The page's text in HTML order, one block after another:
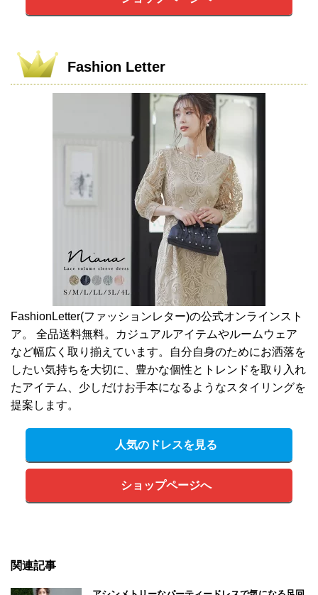
Fashion Letter
FashionLetter(ファッションレター)の公式オンラインスト
ア。 全品送料無料。カジュアルアイテムやルームウェア
など幅広く取り揃えています。自分自身のためにお洒落を
したい気持ちを大切に、豊かな個性とトレンドを取り入れ
たアイテム、少しだけお手本になるようなスタイリングを
提案します。
人気のドレスを見る
ショップページへ
関連記事